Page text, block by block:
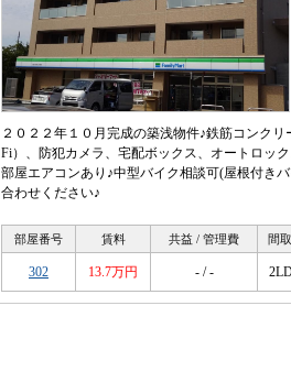
２０２２年１０月完成の築浅物件♪鉄筋コンク
Fi）、防犯カメラ、宅配ボックス、オートロッ
部屋エアコンあり♪中型バイク相談可(屋根付き
合わせください♪
部屋番号 賃料 共益 / 管理費 間
302 13.7万円 - / -